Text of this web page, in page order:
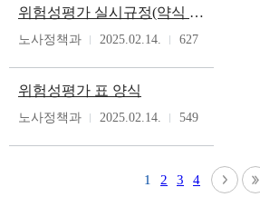
위험성평가 실시규정(약식 예시 등)
노사정책과 2025.02.14. 627
위험성평가 표 양식
노사정책과 2025.02.14. 549
1 2 3 4